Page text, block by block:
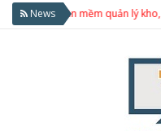
News
phần mềm quản lý kho, …